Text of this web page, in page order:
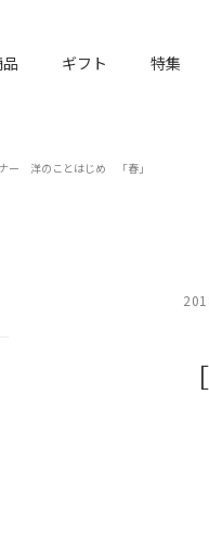
ギフト 特集
ナー 洋のことはじめ 「春」